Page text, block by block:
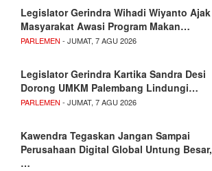
Legislator Gerindra Wihadi Wiyanto Ajak
Masyarakat Awasi Program Makan…
PARLEMEN - JUMAT, 7 AGU 2026
Legislator Gerindra Kartika Sandra Desi
Dorong UMKM Palembang Lindungi…
PARLEMEN - JUMAT, 7 AGU 2026
Kawendra Tegaskan Jangan Sampai
Perusahaan Digital Global Untung Besar,
…